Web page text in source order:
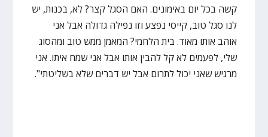
קשה בכל יום באימונים. האם הסגל קצר? לא, בכנות, יש
לנו סגל טוב, קייסי נפצע וזו נפילה גדולה אבל אני
אוהב אותו מאוד. בית הלחמי? המאמן ממש טוב ומהסוג
שלי, לפעמים לא קל להבין אותו אבל אני שמח איתו. אני
מרגיש שאני יכול לתרום אבל יש דברים שלא בשליטתי".